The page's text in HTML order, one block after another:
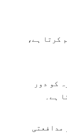
کرتا ہے،
کو دور
ہے۔
مدافعتی